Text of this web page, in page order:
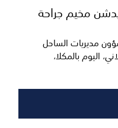
مخيم جراحة
مديريات الساحل
اليوم بالمكلا،